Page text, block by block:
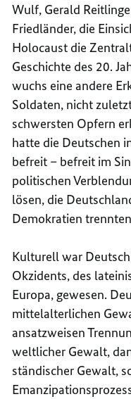
Wulf, Gerald
Friedländer, die
Holocaust die
Geschichte des 20.
wuchs eine andere
Soldaten, nicht
schwersten Opfern
hatte die Deutschen
befreit – befreit im
politischen
lösen, die
Demokratien
Kulturell war
Okzidents, des
Europa, gewesen.
mittelalterlichen
ansatzweisen
weltlicher Gewalt,
ständischer Gewalt,